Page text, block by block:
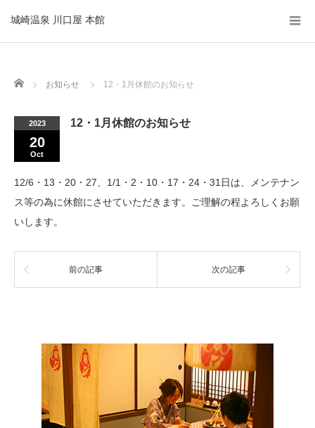
城崎温泉 川口屋 本館
Home お知らせ 12・1月休館のお知らせ
2023
20
Oct
12・1月休館のお知らせ
12/6・13・20・27、1/1・2・10・17・24・31日は、メンテナン
ス等の為に休館にさせていただきます。ご理解の程よろしくお願
いします。
前の記事 次の記事